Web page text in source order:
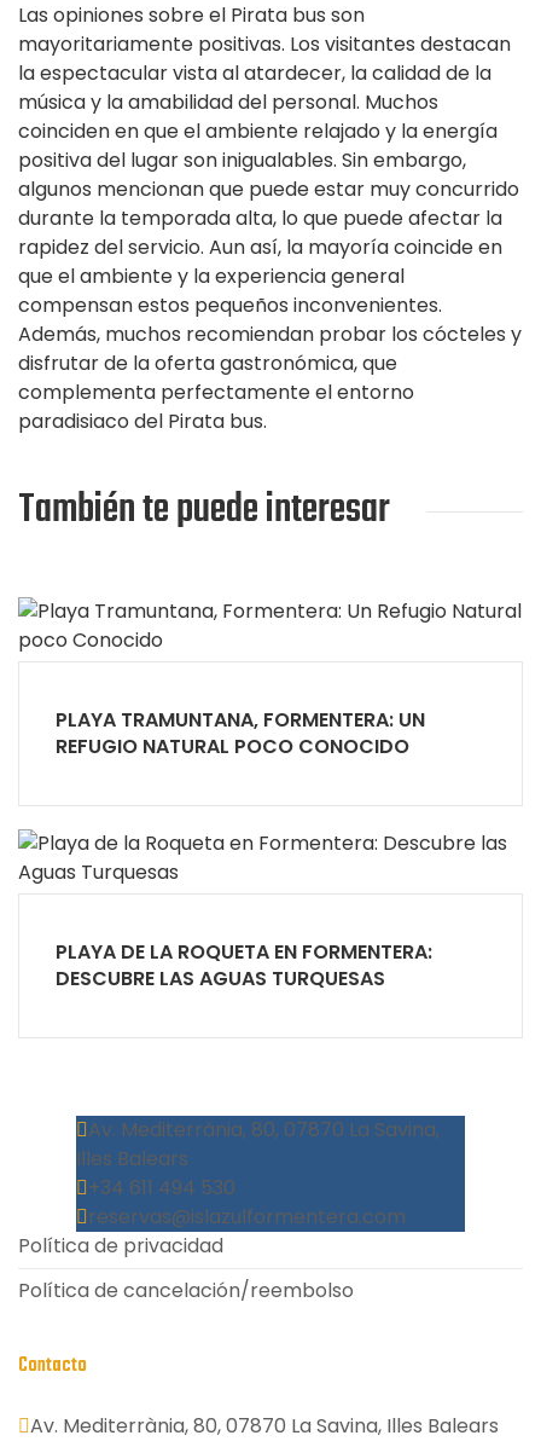
Las opiniones sobre el Pirata bus son
mayoritariamente positivas. Los visitantes destacan
la espectacular vista al atardecer, la calidad de la
música y la amabilidad del personal. Muchos
coinciden en que el ambiente relajado y la energía
positiva del lugar son inigualables. Sin embargo,
algunos mencionan que puede estar muy concurrido
durante la temporada alta, lo que puede afectar la
rapidez del servicio. Aun así, la mayoría coincide en
que el ambiente y la experiencia general
compensan estos pequeños inconvenientes.
Además, muchos recomiendan probar los cócteles y
disfrutar de la oferta gastronómica, que
complementa perfectamente el entorno
paradisiaco del Pirata bus.
También te puede interesar
PLAYA TRAMUNTANA, FORMENTERA: UN
REFUGIO NATURAL POCO CONOCIDO
PLAYA DE LA ROQUETA EN FORMENTERA:
DESCUBRE LAS AGUAS TURQUESAS
Av. Mediterrània, 80, 07870 La Savina,
Illes Balears
+34 611 494 530
reservas@islazulformentera.com
Política de privacidad
Política de cancelación/reembolso
Contacto
Av. Mediterrània, 80, 07870 La Savina, Illes Balears